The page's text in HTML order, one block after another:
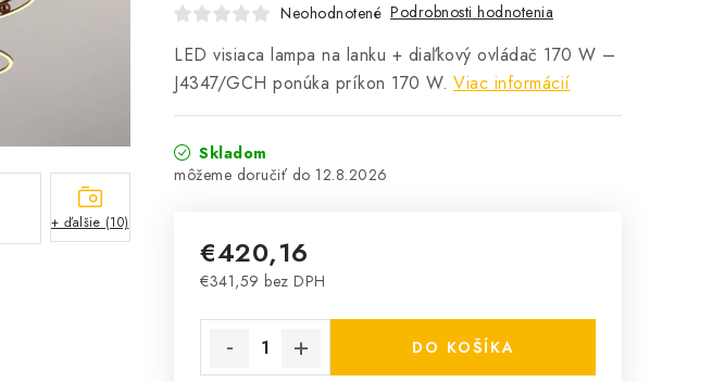
Neohodnotené Podrobnosti hodnotenia
LED visiaca lampa na lanku + diaľkový ovládač 170 W –
J4347/GCH ponúka príkon 170 W. Viac informácií
Skladom
12.8.2026
€420,16
€341,59 bez DPH
DO KOŠÍKA
+ ďalšie (10)